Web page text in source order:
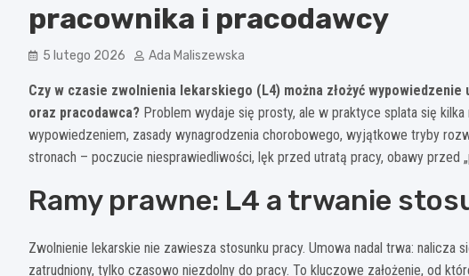
pracownika i pracodawcy
5 lutego 2026 Ada Maliszewska
Czy w czasie zwolnienia lekarskiego (L4) można złożyć
oraz pracodawca? Problem wydaje się prosty, ale w praktyce splata się
wypowiedzeniem, zasady wynagrodzenia chorobowego, wyjątkowe tryby
stronach – poczucie niesprawiedliwości, lęk przed utratą pracy, obawy przed
Ramy prawne: L4 a trwanie
Zwolnienie lekarskie nie zawiesza stosunku pracy. Umowa nadal trwa: nalicza
zatrudniony, tylko czasowo niezdolny do pracy. To kluczowe założenie, od